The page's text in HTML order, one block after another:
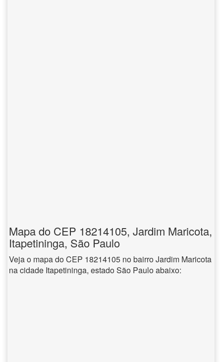
Mapa do CEP 18214105, Jardim Maricota,
Itapetininga, São Paulo
Veja o mapa do CEP 18214105 no bairro Jardim Maricota
na cidade Itapetininga, estado São Paulo abaixo: